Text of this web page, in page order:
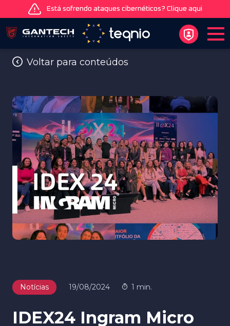
Está sofrendo ataques cibernéticos? Clique aqui
Voltar para conteúdos
Notícias 19/08/2024 1 min.
IDEX24 Ingram Micro